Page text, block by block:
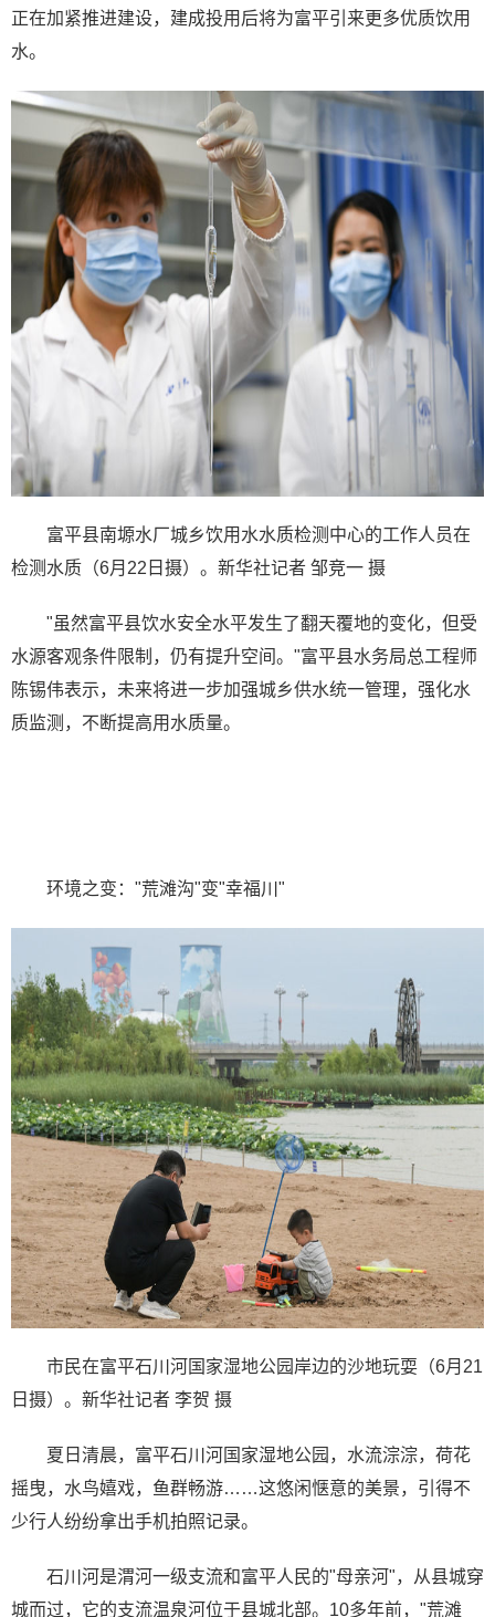
正在加紧推进建设，建成投用后将为富平引来更多优质饮用
水。
富平县南塬水厂城乡饮用水水质检测中心的工作人员在
检测水质（6月22日摄）。新华社记者 邹竞一 摄
"虽然富平县饮水安全水平发生了翻天覆地的变化，但受
水源客观条件限制，仍有提升空间。"富平县水务局总工程师
陈锡伟表示，未来将进一步加强城乡供水统一管理，强化水
质监测，不断提高用水质量。
环境之变："荒滩沟"变"幸福川"
市民在富平石川河国家湿地公园岸边的沙地玩耍（6月21
日摄）。新华社记者 李贺 摄
夏日清晨，富平石川河国家湿地公园，水流淙淙，荷花
摇曳，水鸟嬉戏，鱼群畅游……这悠闲惬意的美景，引得不
少行人纷纷拿出手机拍照记录。
石川河是渭河一级支流和富平人民的"母亲河"，从县城穿
城而过，它的支流温泉河位于县城北部。10多年前，"荒滩